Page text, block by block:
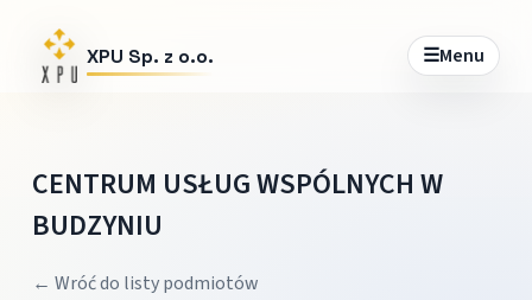
XPU Sp. z o.o. ☰Menu
CENTRUM USŁUG WSPÓLNYCH W
BUDZYNIU
← Wróć do listy podmiotów